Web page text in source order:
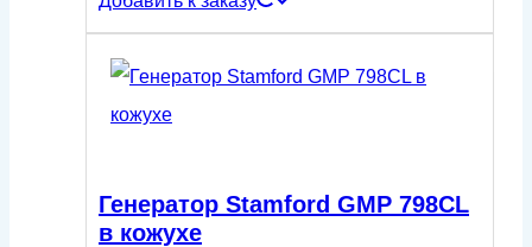
Генератор Stamford GMP 798CL
в кожухе